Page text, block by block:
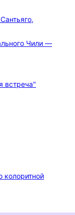
Чили —
колоритной